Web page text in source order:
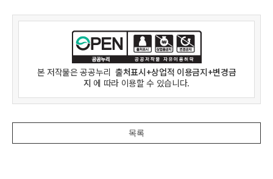
본 저작물은공공누리 출처표시+상업적 이용금지+변경금
지 에 따라 이용할 수 있습니다.
목록